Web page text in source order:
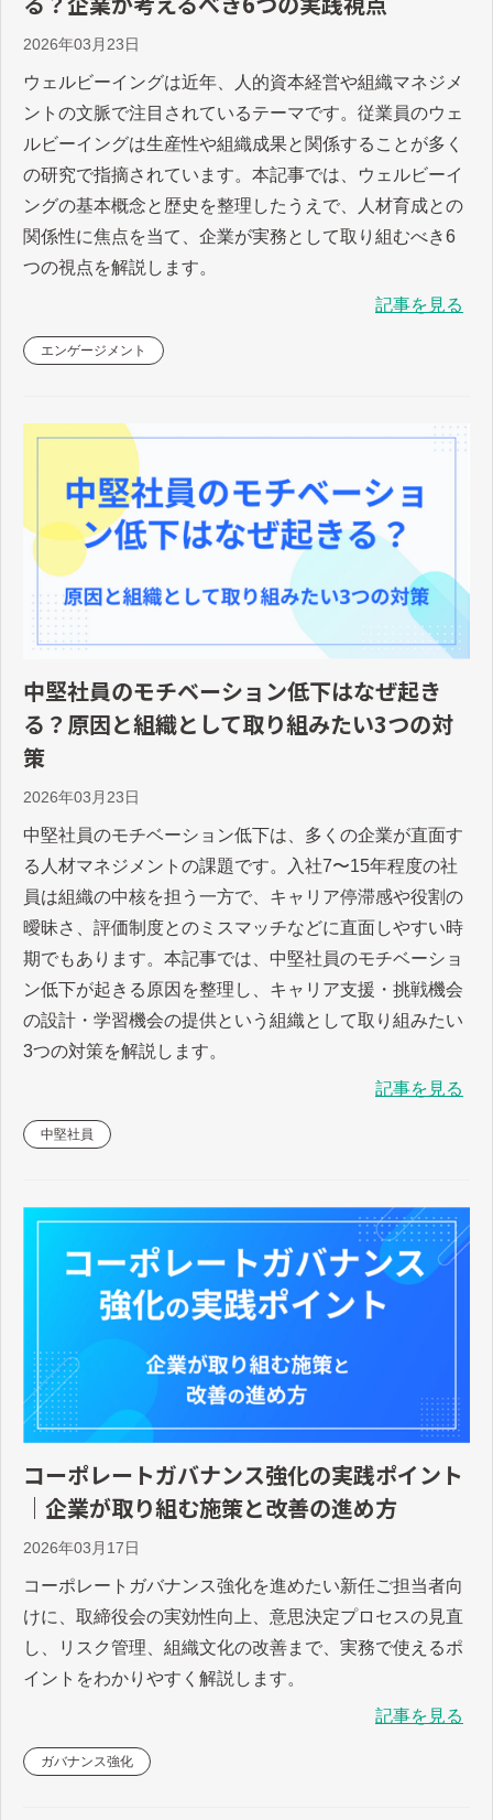
2026年03月23日
ウェルビーイングは近年、人的資本経営や組織マネジメ
ントの文脈で注目されているテーマです。従業員のウェ
ルビーイングは生産性や組織成果と関係することが多く
の研究で指摘されています。本記事では、ウェルビーイ
ングの基本概念と歴史を整理したうえで、人材育成との
関係性に焦点を当て、企業が実務として取り組むべき6
つの視点を解説します。
記事を見る
エンゲージメント
中堅社員のモチベーション低下はなぜ起き
る？原因と組織として取り組みたい3つの対
策
2026年03月23日
中堅社員のモチベーション低下は、多くの企業が直面す
る人材マネジメントの課題です。入社7〜15年程度の社
員は組織の中核を担う一方で、キャリア停滞感や役割の
曖昧さ、評価制度とのミスマッチなどに直面しやすい時
期でもあります。本記事では、中堅社員のモチベーショ
ン低下が起きる原因を整理し、キャリア支援・挑戦機会
の設計・学習機会の提供という組織として取り組みたい
3つの対策を解説します。
記事を見る
中堅社員
コーポレートガバナンス強化の実践ポイント
｜企業が取り組む施策と改善の進め方
2026年03月17日
コーポレートガバナンス強化を進めたい新任ご担当者向
けに、取締役会の実効性向上、意思決定プロセスの見直
し、リスク管理、組織文化の改善まで、実務で使えるポ
イントをわかりやすく解説します。
記事を見る
ガバナンス強化